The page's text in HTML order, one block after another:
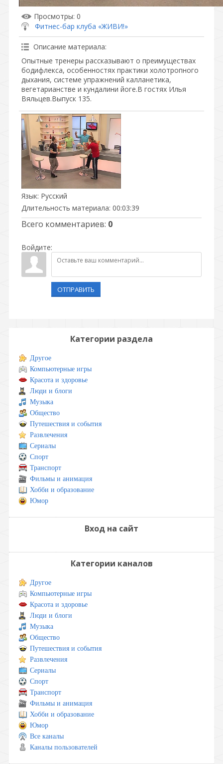
Просмотры: 0
Фитнес-бар клуба «ЖИВИ!»
Описание материала:
Опытные тренеры рассказывают о преимуществах
бодифлекса, особенностях практики холотропного
дыхания, системе упражнений калланетика,
вегетарианстве и кундалини йоге.В гостях Илья
Вяльцев.Выпуск 135.
Язык: Русский
Длительность материала: 00:03:39
Всего комментариев: 0
Войдите:
ОТПРАВИТЬ
Категории раздела
Другое
Компьютерные игры
Красота и здоровье
Люди и блоги
Музыка
Общество
Путешествия и события
Развлечения
Сериалы
Спорт
Транспорт
Фильмы и анимация
Хобби и образование
Юмор
Вход на сайт
Категории каналов
Другое
Компьютерные игры
Красота и здоровье
Люди и блоги
Музыка
Общество
Путешествия и события
Развлечения
Сериалы
Спорт
Транспорт
Фильмы и анимация
Хобби и образование
Юмор
Все каналы
Каналы пользователей